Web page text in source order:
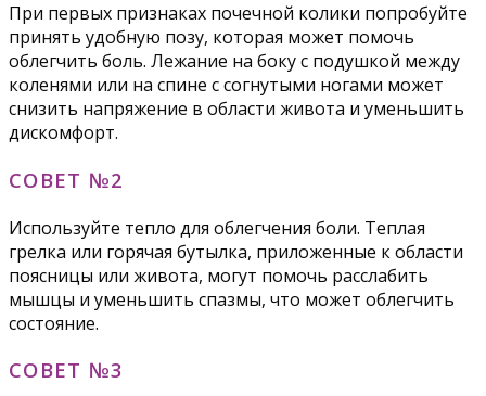
При первых признаках почечной колики попробуйте
принять удобную позу, которая может помочь
облегчить боль. Лежание на боку с подушкой между
коленями или на спине с согнутыми ногами может
снизить напряжение в области живота и уменьшить
дискомфорт.
СОВЕТ №2
Используйте тепло для облегчения боли. Теплая
грелка или горячая бутылка, приложенные к области
поясницы или живота, могут помочь расслабить
мышцы и уменьшить спазмы, что может облегчить
состояние.
СОВЕТ №3